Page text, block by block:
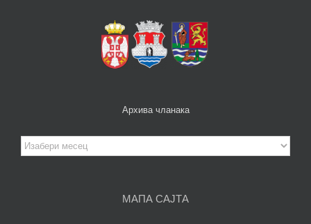
Архива чланака
Архива
чланака
МАПА САЈТА